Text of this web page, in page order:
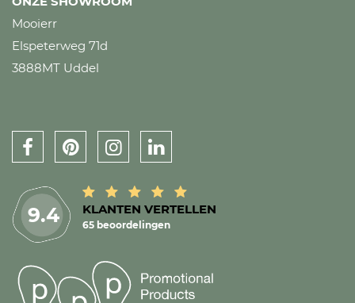
Mooierr
Elspeterweg 71d
3888MT Uddel
9.4 KLANTEN VERTELLEN
65 beoordelingen